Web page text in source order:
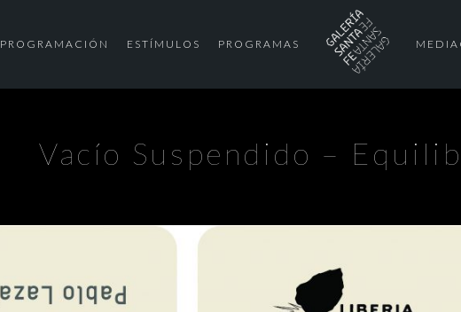
PROGRAMACIÓN ESTÍMULOS PROGRAMAS
Vacío Suspendido –